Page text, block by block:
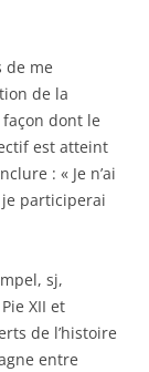
de me
de la
dont le
est atteint
: « Je n’ai
participerai
sj,
XII et
de l’histoire
entre